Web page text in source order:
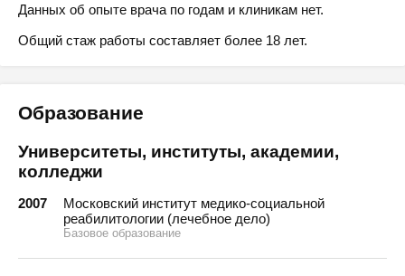
Данных об опыте врача по годам и клиникам нет.
Общий стаж работы составляет более 18 лет.
Образование
Университеты, институты, академии,
колледжи
2007
Московский институт медико-социальной
реабилитологии (лечебное дело)
Базовое образование